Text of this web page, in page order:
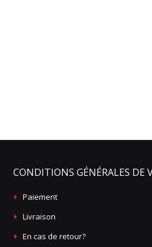
CONDITIONS GÉNÉRALES DE
Paiement
Livraison
En cas de retour?